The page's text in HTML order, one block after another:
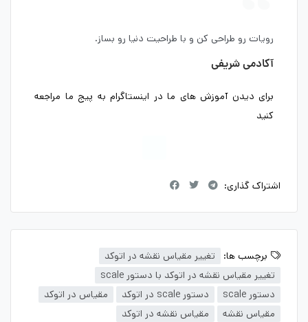
رویات رو طراحی کن و با طراحیت دنیا رو بساز.
آکادمی شریفی
برای دیدن آموزش های ما در اینستاگرام به پیج ما مراجعه
کنید
اشتراک گذاری:
برچسب ها:
تغییر مقیاس نقشه در اتوکد
تغییر مقیاس نقشه در اتوکد با دستور scale
دستور scale
دستور scale در اتوکد
مقیاس در اتوکد
مقیاس نقشه
مقیاس نقشه در اتوکد